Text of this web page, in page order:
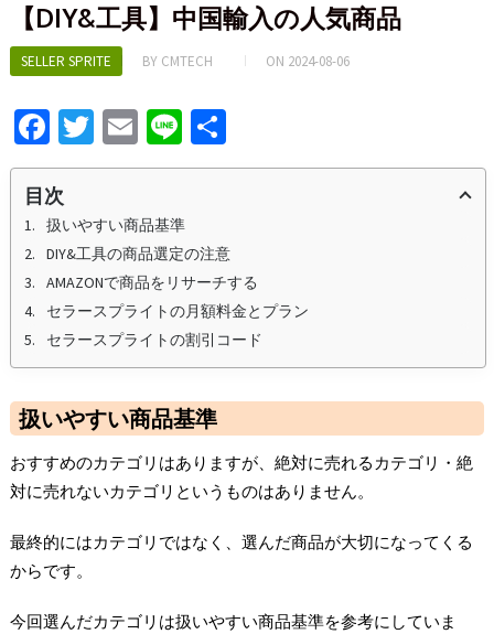
【DIY&工具】中国輸入の人気商品
SELLER SPRITE BY CMTECH ON 2024-08-06
Fa
ce
b
o
o
k
T
wi
er
E
m
l
Li
n
S
h
目次
扱いやすい商品基準
DIY&工具の商品選定の注意
AMAZONで商品をリサーチする
セラースプライトの月額料金とプラン
セラースプライトの割引コード
扱いやすい商品基準
おすすめのカテゴリはありますが、絶対に売れるカテゴリ・絶
対に売れないカテゴリというものはありません。
最終的にはカテゴリではなく、選んだ商品が大切になってくる
からです。
今回選んだカテゴリは扱いやすい商品基準を参考にしていま